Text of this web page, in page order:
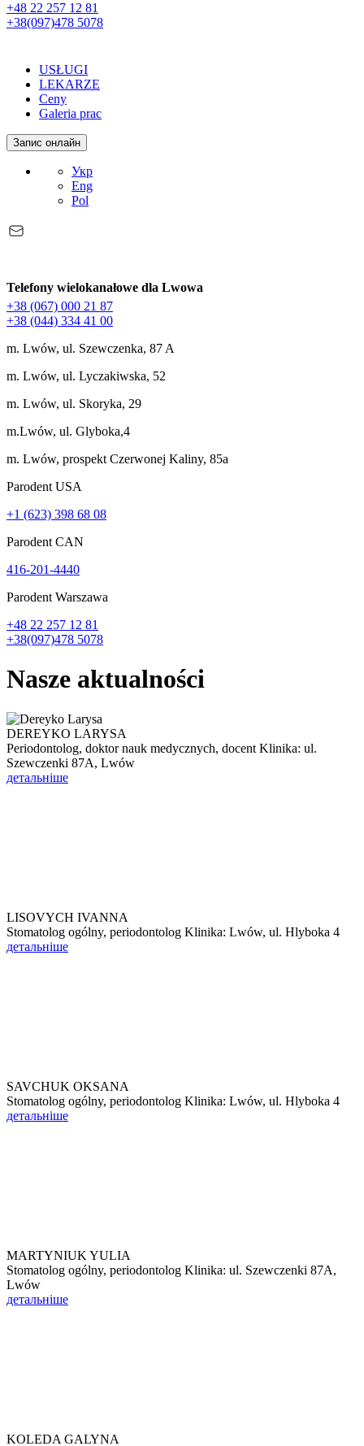
+48 22 257 12 81
+38(097)478 5078
USŁUGI
LEKARZE
Ceny
Galeria prac
Запис онлайн
Укр
Eng
Pol
Telefony wielokanałowe dla Lwowa
+38 (067) 000 21 87
+38 (044) 334 41 00
m. Lwów, ul. Szewczenka, 87 A
m. Lwów, ul. Lyczakiwska, 52
m. Lwów, ul. Skoryka, 29
m.Lwów, ul. Glyboka,4
m. Lwów, prospekt Czerwonej Kaliny, 85a
Parodent USА
+1 (623) 398 68 08
Parodent CAN
416-201-4440
Parodent Warszawa
+48 22 257 12 81
+38(097)478 5078
Nasze aktualności
DEREYKO LARYSA
Periodontolog, doktor nauk medycznych, docent Klinika: ul.
Szewczenki 87A, Lwów
детальніше
LISOVYCH IVANNA
Stomatolog ogólny, periodontolog Klinika: Lwów, ul. Hlyboka 4
детальніше
SAVCHUK OKSANA
Stomatolog ogólny, periodontolog Klinika: Lwów, ul. Hlyboka 4
детальніше
MARTYNIUK YULIA
Stomatolog ogólny, periodontolog Klinika: ul. Szewczenki 87A,
Lwów
детальніше
KOLEDA GALYNA